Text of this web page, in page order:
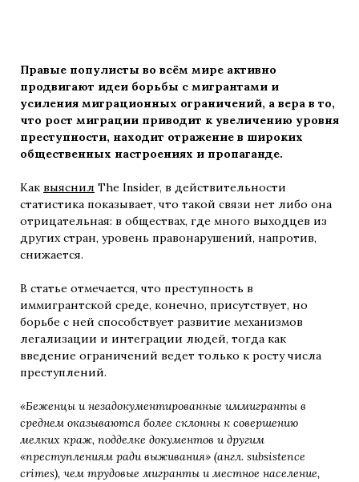
Правые популисты во всём мире активно
продвигают идеи борьбы с мигрантами и
усиления миграционных ограничений, а вера в то,
что рост миграции приводит к увеличению уровня
преступности, находит отражение в широких
общественных настроениях и пропаганде.
Как выяснил The Insider, в действительности
статистика показывает, что такой связи нет либо она
отрицательная: в обществах, где много выходцев из
других стран, уровень правонарушений, напротив,
снижается.
В статье отмечается, что преступность в
иммигрантской среде, конечно, присутствует, но
борьбе с ней способствует развитие механизмов
легализации и интеграции людей, тогда как
введение ограничений ведет только к росту числа
преступлений.
«Беженцы и незадокументированные иммигранты в
среднем оказываются более склонны к совершению
мелких краж, подделке документов и другим
«преступлениям ради выживания» (англ. subsistence
crimes), чем трудовые мигранты и местное население,